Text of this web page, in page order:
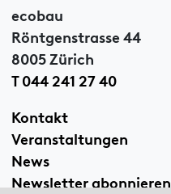
ecobau
Röntgenstrasse 44
8005 Zürich
T 044 241 27 40
Kontakt
Veranstaltungen
News
Newsletter abonnieren